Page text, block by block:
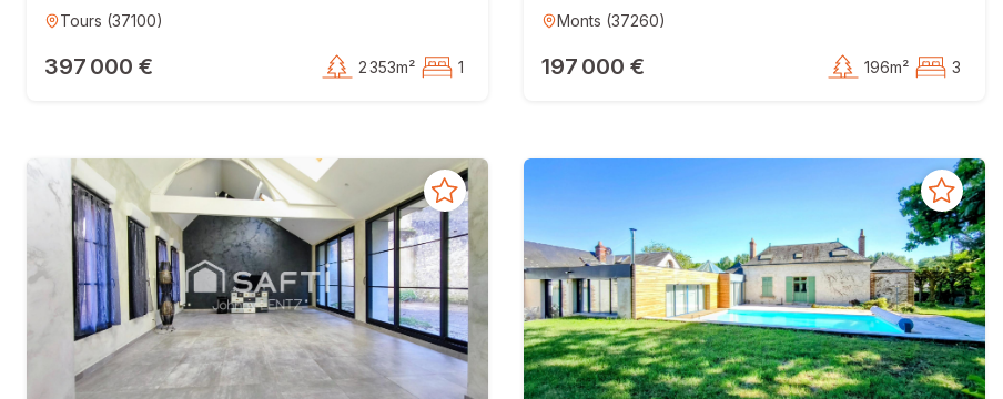
Tours (37100)
397 000 € 2 353m² 1
Monts (37260)
197 000 € 196m² 3